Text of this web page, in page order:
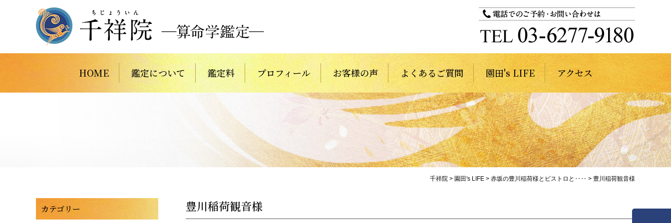
HOME 鑑定について 鑑定料 プロフィール お客様の声 よくあるご質問 園田's LIFE アクセス
千祥院 > 園田's LIFE > 赤坂の豊川稲荷様とビストロと‥‥ > 豊川稲荷観音様
豊川稲荷観音様
カテゴリー